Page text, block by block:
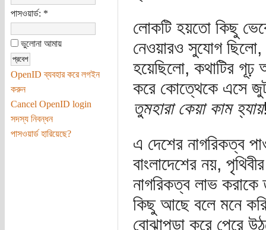
পাসওয়ার্ড: *
ভুলোনা আমায়
OpenID ব্যবহার করে লগইন
করুন
Cancel OpenID login
সদস্য নিবন্ধন
পাসওয়ার্ড হারিয়েছে?
লোকটি হয়তো কিছু
নেওয়ারও সুযোগ
হয়েছিলো, কথাটির গূঢ়
করে কোত্থেকে এসে
তুমহারা কেয়া কাম হ্যায়
এ দেশের নাগরিকত্ব
বাংলাদেশের নয়,
নাগরিকত্ব লাভ
কিছু আছে বলে মনে করি
বোঝাপড়া করে পেরে